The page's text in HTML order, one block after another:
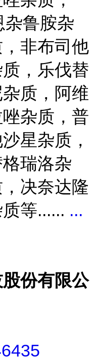
杂鲁胺杂
非布司他
，乐伐替
质，阿维
杂质，普
星杂质，
瑞洛杂
决奈达隆
等...... ...
份有限公